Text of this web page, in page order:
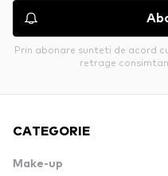
Prin abonare sunteti de acord
retrage
CATEGORIE
Make-up